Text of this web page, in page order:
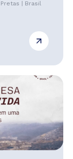
| Brasil